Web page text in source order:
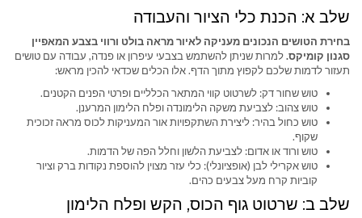
שלב א: הכנת כלי הציור והעבודה
בחירת הטושים הנכונים מעניקה לאיור מראה בולט ורווי בצבע המאפיין
סגנון קומיקס.למרות שניתן להשתמש בצבעי עיפרון או פנדה, עבודה עם טושים
תעזור לדמות שלכם לקפוץ מתוך הדף. אלו הכלים שכדאי להכין מראש:
טוש שחור דק: לשרטוט קווי המתאר הכלליים ופרטי הפנים הקטנים.
טוש צהוב: לצביעת משקה הלימונדה ופלח הלימון המרענן.
טוש כחול בהיר: ליצירת השתקפויות אור המעניקות לכוס מראה זכוכית
שקוף.
טוש ורוד או אדום: לצביעת הלשון וחלל הפה של הדמות.
טוש אקרילי לבן (אופציונלי): כלי עזר מצוין להוספת נקודות ברק וציור
קוביות קרח מעל צבעים כהים.
שלב ב: שרטוט גוף הכוס, הקש ופלח הלימון